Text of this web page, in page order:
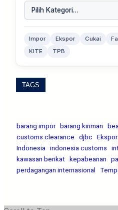
Impor Ekspor Cukai
KITE
TPB
TAGS
barang impor barang kiriman
customs clearance
djbc Ekspor
Indonesia
indonesia customs
kawasan berikat
kepabeanan
perdagangan internasional